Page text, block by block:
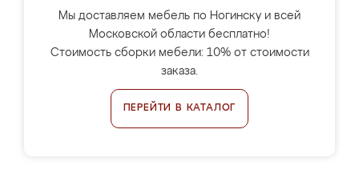
Мы доставляем мебель по Ногинску и всей
Московской области бесплатно!
Стоимость сборки мебели: 10% от стоимости
заказа.
ПЕРЕЙТИ В КАТАЛОГ